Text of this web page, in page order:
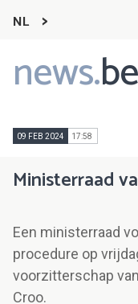
NL
news.
Main
navigation
09 FEB 2024 17:58
Ministerraad
Een ministerraad
procedure op
voorzitterschap
Croo.